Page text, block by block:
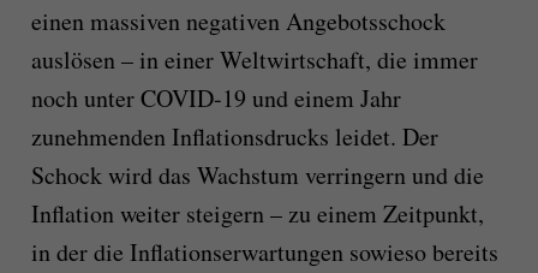
einen massiven negativen Angebotsschock
auslösen – in einer Weltwirtschaft, die immer
noch unter COVID-19 und einem Jahr
zunehmenden Inflationsdrucks leidet. Der
Schock wird das Wachstum verringern und die
Inflation weiter steigern – zu einem Zeitpunkt,
in der die Inflationserwartungen sowieso bereits